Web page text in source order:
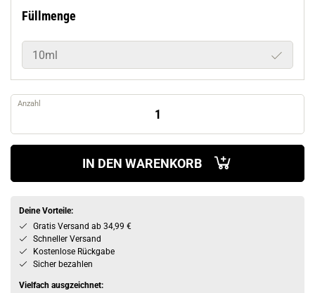
Füllmenge
10ml
Anzahl
IN DEN WARENKORB
Deine Vorteile:
Gratis Versand ab 34,99 €
Schneller Versand
Kostenlose Rückgabe
Sicher bezahlen
Vielfach ausgzeichnet: